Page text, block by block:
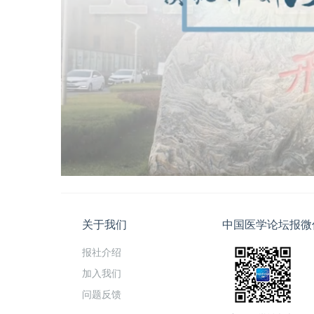
关于我们
报社介绍
加入我们
问题反馈
中国医学论坛报